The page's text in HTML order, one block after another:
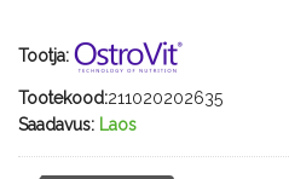
Tootja:
Tootekood:211020202635
Saadavus: Laos